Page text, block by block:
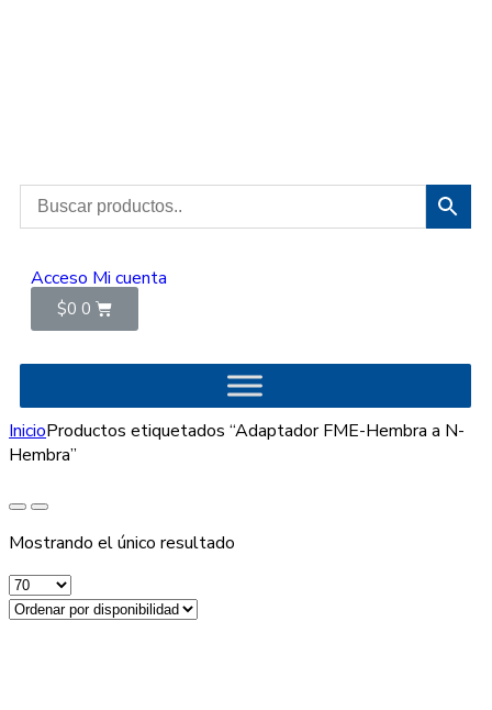
Acceso Mi cuenta
$0 0
InicioProductos etiquetados “Adaptador FME-Hembra a N-
Hembra”
Mostrando el único resultado